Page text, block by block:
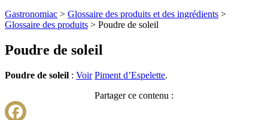
Gastronomiac > Glossaire des produits et des ingrédients >
Glossaire des produits > Poudre de soleil
Poudre de soleil
Poudre de soleil : Voir Piment d’Espelette.
Partager ce contenu :